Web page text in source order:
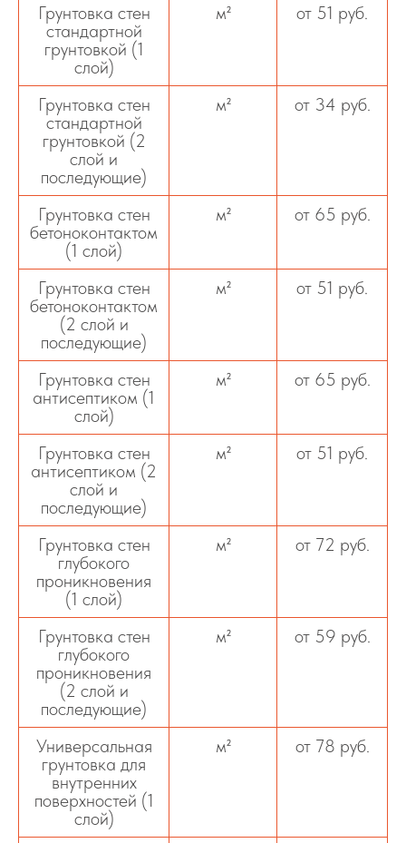
Грунтовка стен
стандартной
грунтовкой (1
слой)
м² от 51 руб.
Грунтовка стен
стандартной
грунтовкой (2
слой и
последующие)
м² от 34 руб.
Грунтовка стен
бетоноконтактом
(1 слой)
м² от 65 руб.
Грунтовка стен
бетоноконтактом
(2 слой и
последующие)
м² от 51 руб.
Грунтовка стен
антисептиком (1
слой)
м² от 65 руб.
Грунтовка стен
антисептиком (2
слой и
последующие)
м² от 51 руб.
Грунтовка стен
глубокого
проникновения
(1 слой)
м² от 72 руб.
Грунтовка стен
глубокого
проникновения
(2 слой и
последующие)
м² от 59 руб.
Универсальная
грунтовка для
внутренних
поверхностей (1
слой)
м² от 78 руб.